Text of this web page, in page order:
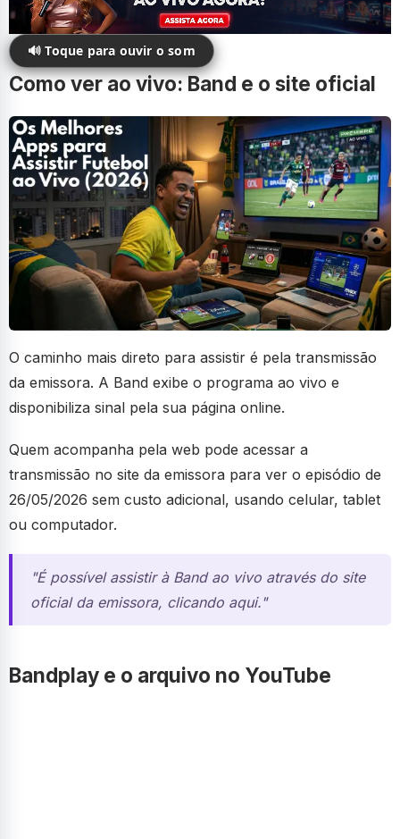
🔊 Toque para ouvir o som
Como ver ao vivo: Band e o site oficial
O caminho mais direto para assistir é pela transmissão
da emissora. A Band exibe o programa ao vivo e
disponibiliza sinal pela sua página online.
Quem acompanha pela web pode acessar a
transmissão no site da emissora para ver o episódio de
26/05/2026 sem custo adicional, usando celular, tablet
ou computador.
"É possível assistir à Band ao vivo através do site
oficial da emissora, clicando aqui."
Bandplay e o arquivo no YouTube